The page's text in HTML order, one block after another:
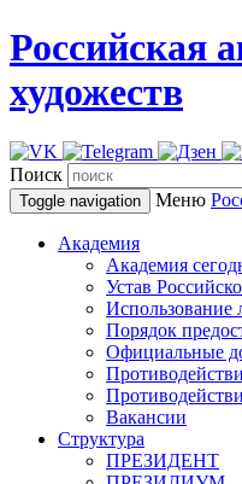
Российская
художеств
Поиск
Toggle navigation Меню
Академия
Академия
Устав
Использование
Порядок
Официальные
Вакансии
Структура
ПРЕЗИДЕНТ